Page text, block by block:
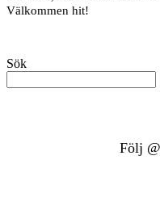
Välkommen hit!
Sök
Följ